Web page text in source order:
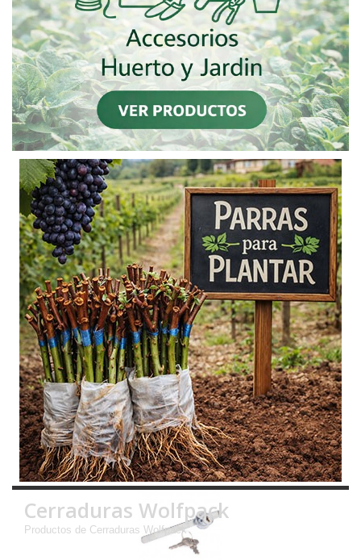
Cerraduras Wolfpack
Productos de Cerraduras Wolfpack